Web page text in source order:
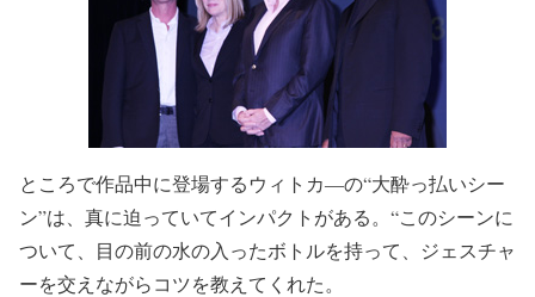
ところで作品中に登場するウィトカ―の“大酔っ払いシー
ン”は、真に迫っていてインパクトがある。“このシーンに
ついて、目の前の水の入ったボトルを持って、ジェスチャ
ーを交えながらコツを教えてくれた。